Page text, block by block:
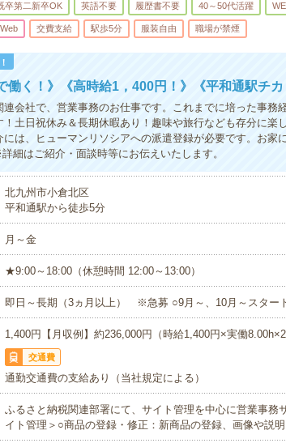
卒第二新卒OK 英語不要 履歴書不要 40～50代活躍
交費支給 駅歩5分 服装自由 職場が禁煙
働く！》《高時給1，400円！》《平和通駅チカ
連会社で、営業事務のお仕事です。これまでに培った事務
！土日祝休み＆長期休暇あり！趣味や旅行なども存分に楽
には、ヒューマンリソシアへの派遣登録が必要です。お家
細はご紹介・面談時等にお伝えいたします。
北九州市小倉北区
平和通駅から徒歩5分
月～金
★9:00～18:00（休憩時間 12:00～13:00）
即日～長期（3ヵ月以上） ※急募 ○9月～、10月～スター
1,400円【月収例】約236,000円（時給1,400円×実働
交通費
通勤交通費の支給あり（当社規定による）
ふるさと納税関連部署にて、サイト管理を中心に営業事務
イト管理＞○商品の登録・修正：新商品の登録、画像や説